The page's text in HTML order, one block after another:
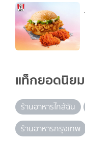
แท็กยอดนิยม
ร้านอาหารใกล้ฉัน
ร้านอาหารกรุงเทพ